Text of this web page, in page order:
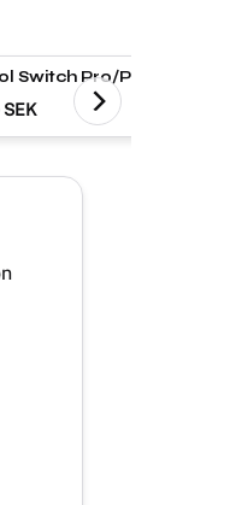
Switch Pro/Pico Pod|
Ice Pod
SEK